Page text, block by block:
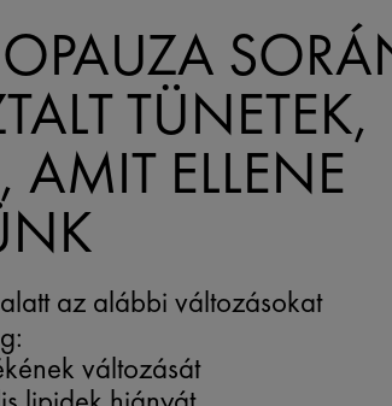
TÜNETEK,
AMIT ELLENE
az alábbi változásokat
változását